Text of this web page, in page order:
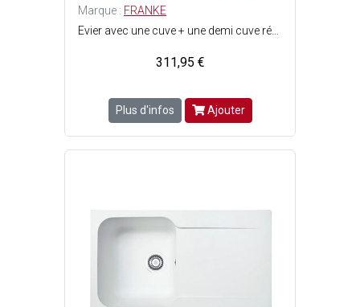
Marque : FRANKE
311,95 €
Plus d'infos Ajouter